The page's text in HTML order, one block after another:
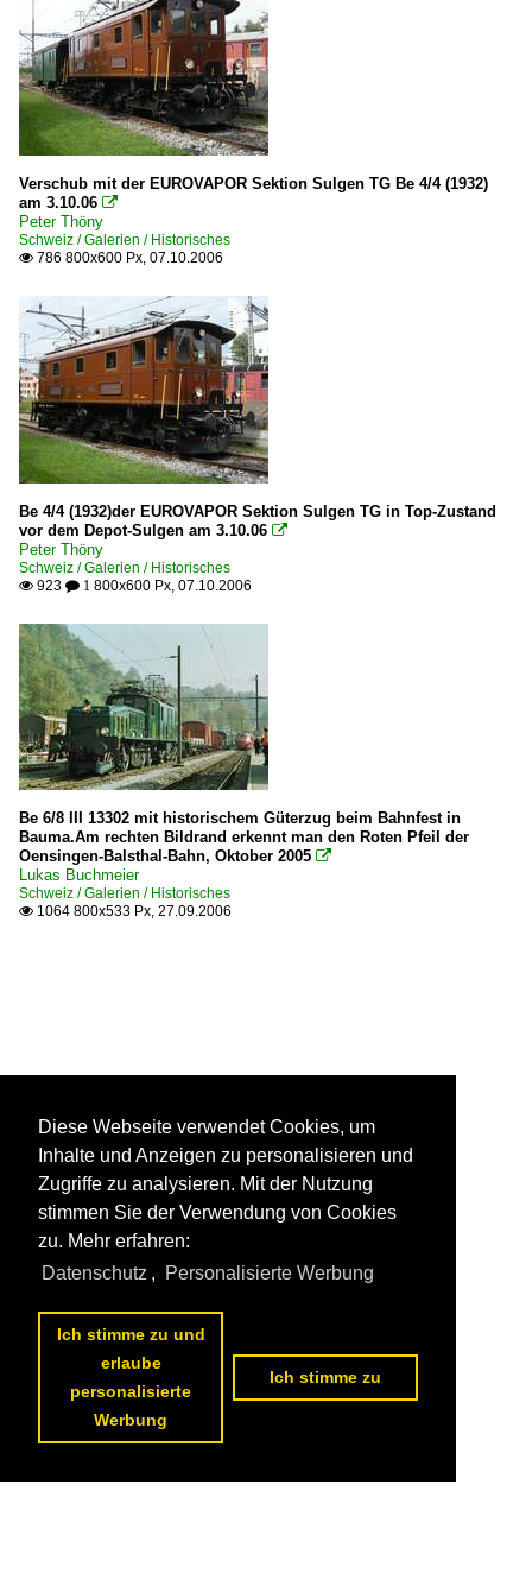
Verschub mit der EUROVAPOR Sektion Sulgen TG Be 4/4 (1932)
am 3.10.06 
Peter Thöny
Schweiz / Galerien / Historisches
 786 800x600 Px, 07.10.2006
Be 4/4 (1932)der EUROVAPOR Sektion Sulgen TG in Top-Zustand
vor dem Depot-Sulgen am 3.10.06 
Peter Thöny
Schweiz / Galerien / Historisches
 923  1 800x600 Px, 07.10.2006
Be 6/8 III 13302 mit historischem Güterzug beim Bahnfest in
Bauma.Am rechten Bildrand erkennt man den Roten Pfeil der
Oensingen-Balsthal-Bahn, Oktober 2005 
Lukas Buchmeier
Schweiz / Galerien / Historisches
 1064 800x533 Px, 27.09.2006
Diese Webseite verwendet Cookies, um
Inhalte und Anzeigen zu personalisieren und
Zugriffe zu analysieren. Mit der Nutzung
stimmen Sie der Verwendung von Cookies
zu. Mehr erfahren:
Datenschutz , Personalisierte Werbung
Ich stimme zu und
erlaube
personalisierte
Werbung
Ich stimme zu